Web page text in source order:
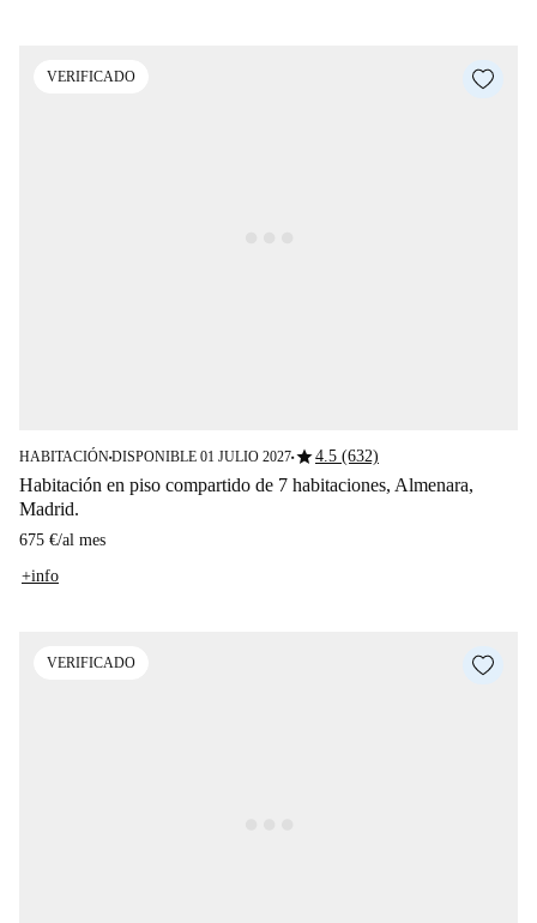
VERIFICADO
HABITACIÓN■DISPONIBLE 01 JULIO 2027■star4.5 (632)
Habitación en piso compartido de 7 habitaciones, Almenara,
Madrid.
675 €/al mes
+info
VERIFICADO